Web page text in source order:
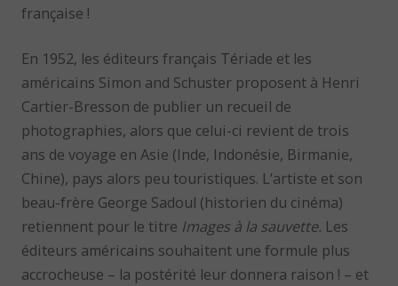
française !
En 1952, les éditeurs français Tériade et les
américains Simon and Schuster proposent à Henri
Cartier-Bresson de publier un recueil de
photographies, alors que celui-ci revient de trois
ans de voyage en Asie (Inde, Indonésie, Birmanie,
Chine), pays alors peu touristiques. L’artiste et son
beau-frère George Sadoul (historien du cinéma)
retiennent pour le titre Images à la sauvette. Les
éditeurs américains souhaitent une formule plus
accrocheuse – la postérité leur donnera raison ! – et